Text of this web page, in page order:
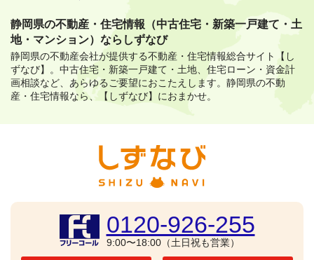
静岡県の不動産・住宅情報（中古住宅・新築一戸建て・土
地・マンション）ならしずなび
静岡県の不動産会社が提供する不動産・住宅情報総合サイト【し
ずなび】。 中古住宅・新築一戸建て・土地、住宅ローン・資金計
画相談など、あらゆるご要望におこたえします。 静岡県の不動
産・住宅情報なら、【しずなび】におまかせ。
0120-926-255
9:00〜18:00（土日祝も営業）